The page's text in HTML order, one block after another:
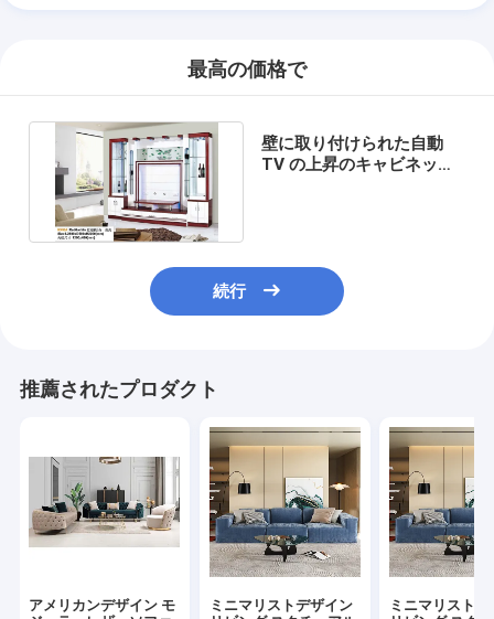
最高の価格で
壁に取り付けられた自動
TV の上昇のキャビネット
続行
推薦されたプロダクト
アメリカンデザイン モ
ミニマリストデザイン
ミニマリスト